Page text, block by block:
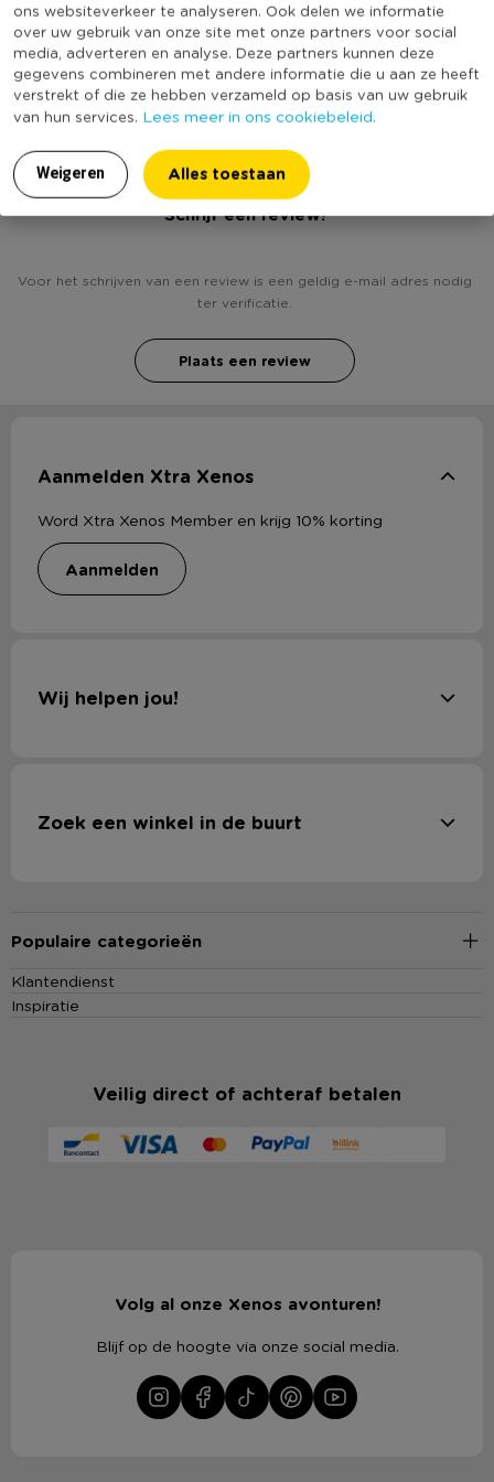
ons websiteverkeer te analyseren. Ook delen we informatie
over uw gebruik van onze site met onze partners voor social
media, adverteren en analyse. Deze partners kunnen deze
gegevens combineren met andere informatie die u aan ze heeft
verstrekt of die ze hebben verzameld op basis van uw gebruik
van hun services. Lees meer in ons cookiebeleid.
Weigeren Alles toestaan
* Katoen garen licht roze
* 50 gram - 125 meter
* Verkrijgbaar in diverse kleuren
* Voor naalden 2,5 - 3,5
* Wasmachinebestendig op 30 graden
Productlengte (cm)
125
Duurzaamheidsscore
(Nog) geen score
bekend
Heb jij Garen katoen - licht roze - 50 gr / 125 m?
Schrijf een review!
Voor het schrijven van een review is een geldig e-mail adres nodig
ter verificatie.
Plaats een review
Aanmelden Xtra Xenos
Word Xtra Xenos Member en krijg 10% korting
aanmelden
Wij helpen jou!
Zoek een winkel in de buurt
Populaire categorieën
Klantendienst
Inspiratie
Veilig direct of achteraf betalen
Volg al onze Xenos avonturen!
Blijf op de hoogte via onze social media.